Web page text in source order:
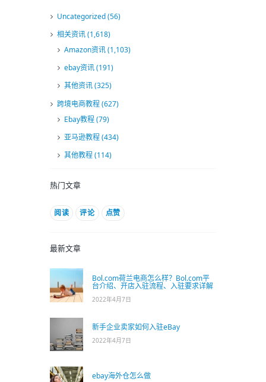
Uncategorized(56)
相关资讯(1,618)
Amazon资讯(1,103)
ebay资讯(191)
其他资讯(325)
跨境电商教程(627)
Ebay教程(79)
亚马逊教程(434)
其他教程(114)
热门文章
阅读 评论 点赞
最新文章
Bol.com荷兰电商怎么样？Bol.com平
台介绍、开店入驻流程、入驻要求详解
2022年4月7日
新手企业卖家如何入驻eBay
2022年4月7日
ebay海外仓怎么做